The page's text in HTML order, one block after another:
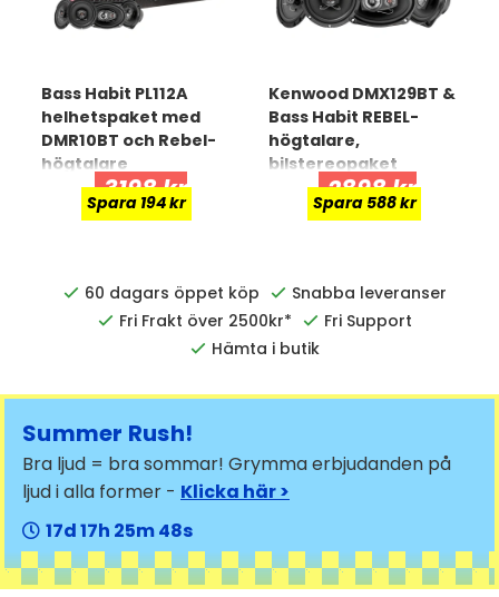
Bass Habit PL112A
helhetspaket med
DMR10BT och Rebel-
högtalare
3198 kr
Spara 194 kr
Kenwood DMX129BT &
Bass Habit REBEL-
högtalare,
bilstereopaket
2898 kr
Spara 588 kr
60 dagars öppet köp
Snabba leveranser
Fri Frakt över 2500kr*
Fri Support
Hämta i butik
Summer Rush!
Bra ljud = bra sommar! Grymma erbjudanden på
ljud i alla former - Klicka här >
17
17 25 47